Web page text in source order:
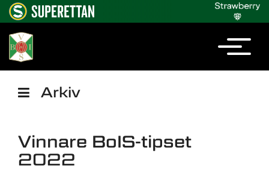
Arkiv
Vinnare BoIS-tipset
2022